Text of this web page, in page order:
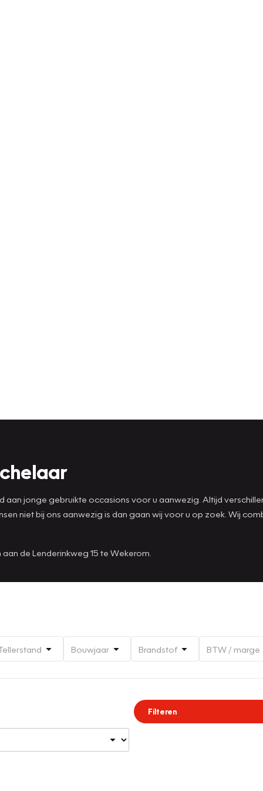
aan jonge gebruikte occasions voor u aanwezig. Altijd
niet bij ons aanwezig is dan gaan wij voor u op zoek. Wij
de Lenderinkweg 15 te Wekerom.
Bouwjaar Brandstof BTW / marge
Filteren